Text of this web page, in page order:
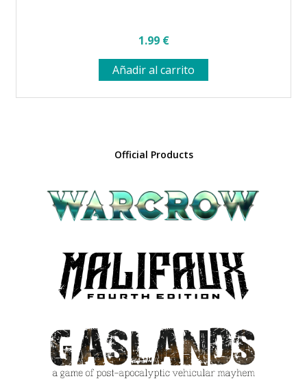
1.99 €
Añadir al carrito
Official Products